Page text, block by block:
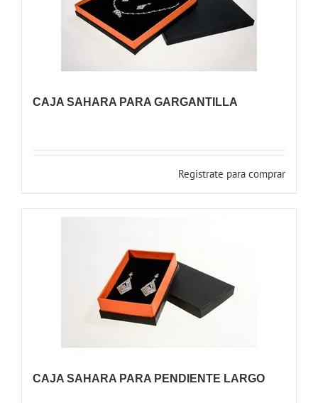
CAJA SAHARA PARA GARGANTILLA
Registrate para comprar
CAJA SAHARA PARA PENDIENTE LARGO